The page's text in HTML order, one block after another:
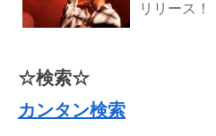
リリース！
☆検索☆
カンタン検索